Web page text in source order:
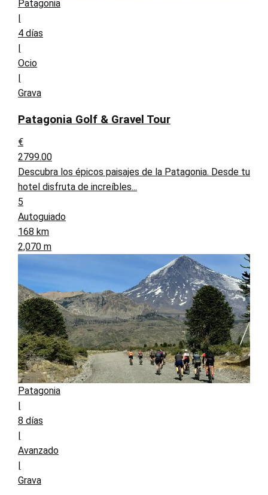
Patagonia
|
4 días
|
Ocio
|
Grava
Patagonia Golf & Gravel Tour
€
2799.00
Descubra los épicos paisajes de la Patagonia. Desde tu
hotel disfruta de increíbles...
5
Autoguiado
168 km
2,070 m
Patagonia
8 días
Avanzado
Grava